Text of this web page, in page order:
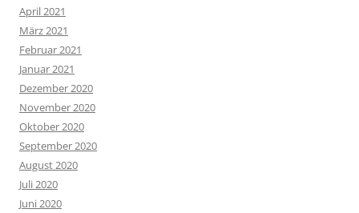
April 2021
März 2021
Februar 2021
Januar 2021
Dezember 2020
November 2020
Oktober 2020
September 2020
August 2020
Juli 2020
Juni 2020